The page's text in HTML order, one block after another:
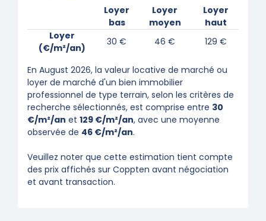
Loyer
bas
Loyer
moyen
Loyer
haut
Loyer
(€/m²/an)
30 € 46 € 129 €
En August 2026, la valeur locative de marché ou
loyer de marché d'un bien immobilier
professionnel de type terrain, selon les critères de
recherche sélectionnés, est comprise entre 30
€/m²/an et 129 €/m²/an, avec une moyenne
observée de 46 €/m²/an.
Veuillez noter que cette estimation tient compte
des prix affichés sur Coppten avant négociation
et avant transaction.